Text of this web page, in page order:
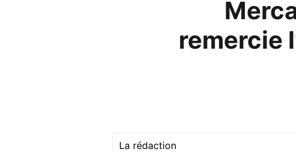
remercie
La rédaction